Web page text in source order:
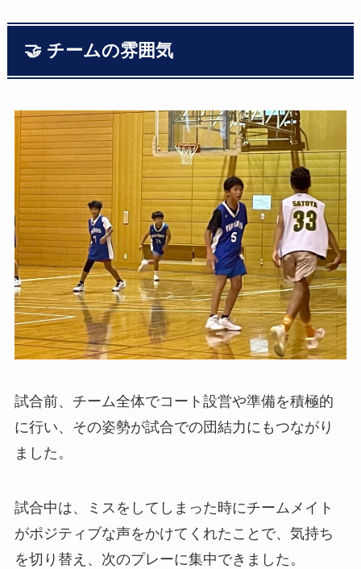
🤝 チームの雰囲気
試合前、チーム全体でコート設営や準備を積極的
に行い、その姿勢が試合での団結力にもつながり
ました。
試合中は、ミスをしてしまった時にチームメイト
がポジティブな声をかけてくれたことで、気持ち
を切り替え、次のプレーに集中できました。